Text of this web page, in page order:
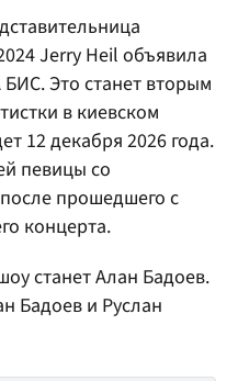
Jerry Heil объявила
Это станет вторым
в киевском
12 декабря 2026 года.
певицы со
прошедшего с
концерта.
станет Алан Бадоев.
Бадоев и Руслан